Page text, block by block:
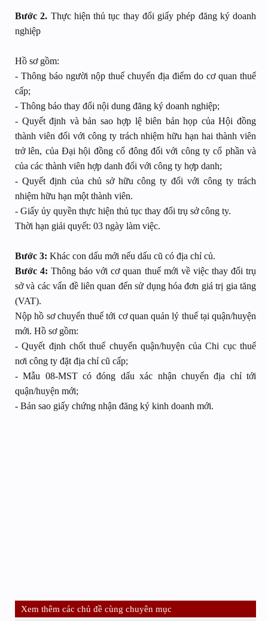
Bước 2. Thực hiện thủ tục thay đổi giấy phép đăng ký doanh
nghiệp
Hồ sơ gồm:
- Thông báo người nộp thuế chuyển địa điểm do cơ quan thuế
cấp;
- Thông báo thay đổi nội dung đăng ký doanh nghiệp;
- Quyết định và bản sao hợp lệ biên bản họp của Hội đồng
thành viên đối với công ty trách nhiệm hữu hạn hai thành viên
trở lên, của Đại hội đồng cổ đông đối với công ty cổ phần và
của các thành viên hợp danh đối với công ty hợp danh;
- Quyết định của chủ sở hữu công ty đối với công ty trách
nhiệm hữu hạn một thành viên.
- Giấy ủy quyền thực hiện thủ tục thay đổi trụ sở công ty.
Thời hạn giải quyết: 03 ngày làm việc.
Bước 3: Khác con dấu mới nếu dấu cũ có địa chỉ củ.
Bước 4: Thông báo với cơ quan thuế mới về việc thay đổi trụ
sở và các vấn đề liên quan đến sử dụng hóa đơn giá trị gia tăng
(VAT).
Nộp hồ sơ chuyển thuế tới cơ quan quản lý thuế tại quận/huyện
mới. Hồ sơ gồm:
- Quyết định chốt thuế chuyển quận/huyện của Chi cục thuế
nơi công ty đặt địa chỉ cũ cấp;
- Mẫu 08-MST có đóng dấu xác nhận chuyển địa chỉ tới
quận/huyện mới;
- Bản sao giấy chứng nhận đăng ký kinh doanh mới.
Xem thêm các chủ đề cùng chuyên mục